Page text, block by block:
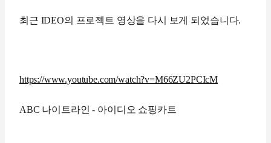
최근 IDEO의 프로젝트 영상을 다시 보게 되었습니다.
https://www.youtube.com/watch?v=M66ZU2PCIcM
ABC 나이트라인 - 아이디오 쇼핑카트